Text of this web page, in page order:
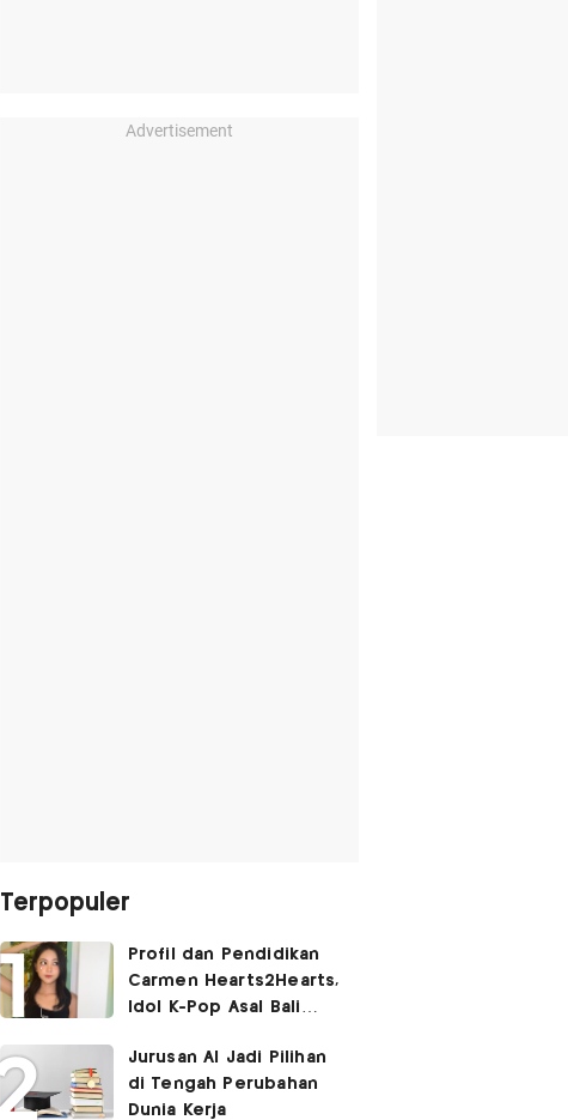
Advertisement
Terpopuler
Profil dan Pendidikan
Carmen Hearts2Hearts,
Idol K-Pop Asal Bali
Entertainment
Jurusan AI Jadi Pilihan
di Tengah Perubahan
Dunia Kerja